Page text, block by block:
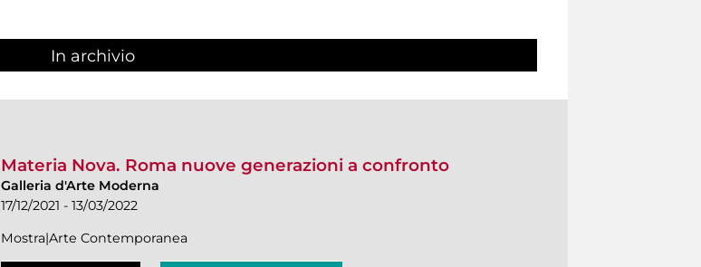
In archivio
Materia Nova. Roma nuove generazioni a confronto
Galleria d'Arte Moderna
17/12/2021 - 13/03/2022
Mostra|Arte Contemporanea